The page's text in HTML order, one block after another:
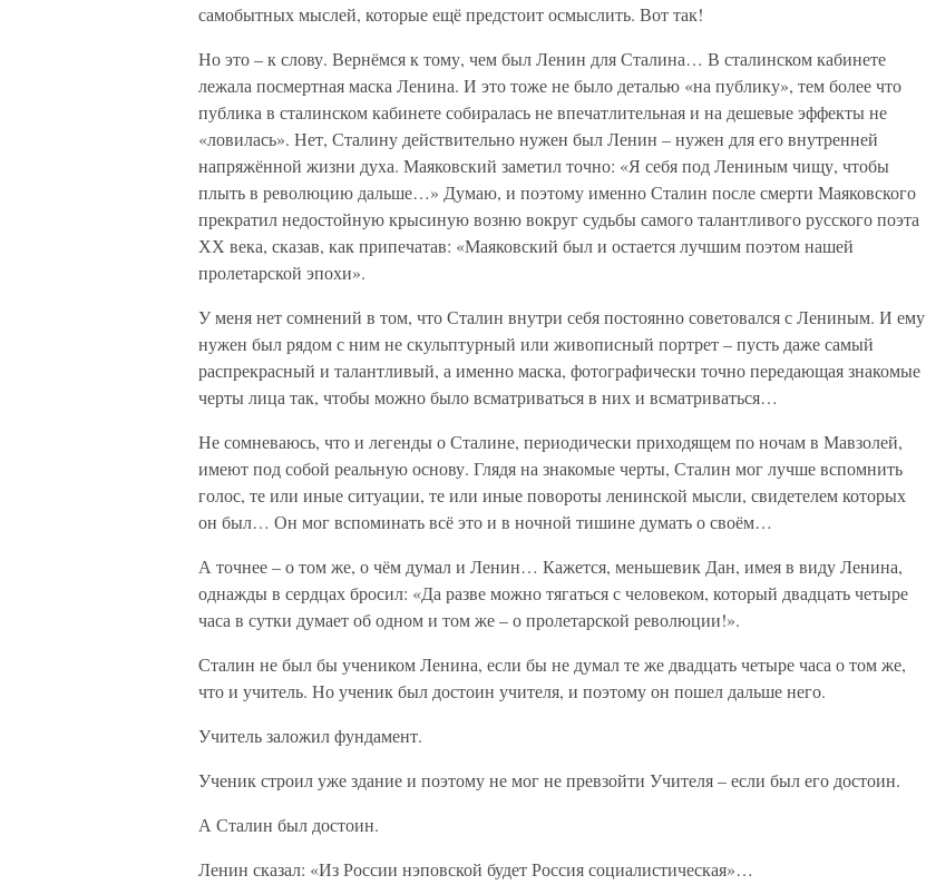
самобытных мыслей, которые ещё предстоит осмыслить. Вот так!
Но это – к слову. Вернёмся к тому, чем был Ленин для Сталина… В сталинском кабинете
лежала посмертная маска Ленина. И это тоже не было деталью «на публику», тем более что
публика в сталинском кабинете собиралась не впечатлительная и на дешевые эффекты не
«ловилась». Нет, Сталину действительно нужен был Ленин – нужен для его внутренней
напряжённой жизни духа. Маяковский заметил точно: «Я себя под Лениным чищу, чтобы
плыть в революцию дальше…» Думаю, и поэтому именно Сталин после смерти Маяковского
прекратил недостойную крысиную возню вокруг судьбы самого талантливого русского поэта
ХХ века, сказав, как припечатав: «Маяковский был и остается лучшим поэтом нашей
пролетарской эпохи».
У меня нет сомнений в том, что Сталин внутри себя постоянно советовался с Лениным. И ему
нужен был рядом с ним не скульптурный или живописный портрет – пусть даже самый
распрекрасный и талантливый, а именно маска, фотографически точно передающая знакомые
черты лица так, чтобы можно было всматриваться в них и всматриваться…
Не сомневаюсь, что и легенды о Сталине, периодически приходящем по ночам в Мавзолей,
имеют под собой реальную основу. Глядя на знакомые черты, Сталин мог лучше вспомнить
голос, те или иные ситуации, те или иные повороты ленинской мысли, свидетелем которых
он был… Он мог вспоминать всё это и в ночной тишине думать о своём…
А точнее – о том же, о чём думал и Ленин… Кажется, меньшевик Дан, имея в виду Ленина,
однажды в сердцах бросил: «Да разве можно тягаться с человеком, который двадцать четыре
часа в сутки думает об одном и том же – о пролетарской революции!».
Сталин не был бы учеником Ленина, если бы не думал те же двадцать четыре часа о том же,
что и учитель. Но ученик был достоин учителя, и поэтому он пошел дальше него.
Учитель заложил фундамент.
Ученик строил уже здание и поэтому не мог не превзойти Учителя – если был его достоин.
А Сталин был достоин.
Ленин сказал: «Из России нэповской будет Россия социалистическая»…